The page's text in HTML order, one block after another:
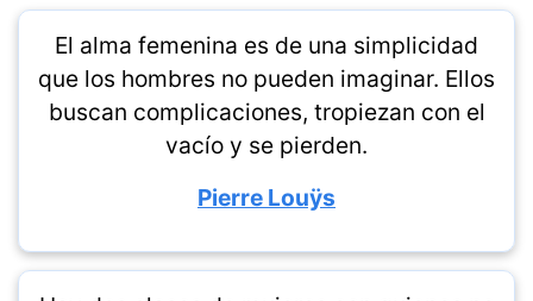
El alma femenina es de una simplicidad
que los hombres no pueden imaginar. Ellos
buscan complicaciones, tropiezan con el
vacío y se pierden.
Pierre Louÿs